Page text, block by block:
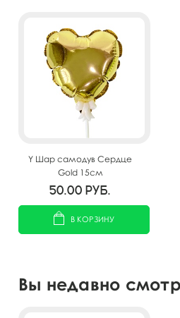
Y Шар самодув Сердце
Gold 15см
50.00 руб.
В КОРЗИНУ
Вы недавно